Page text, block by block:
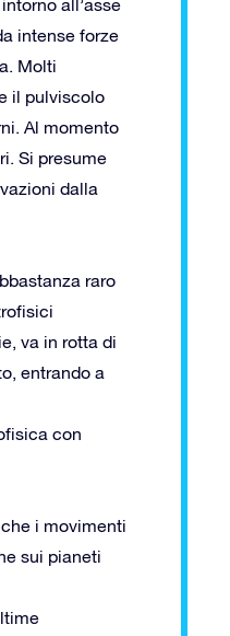
all’asse
intense forze
Molti
il pulviscolo
Al momento
Si presume
dalla
raro
va in rotta di
entrando a
con
i movimenti
sui pianeti